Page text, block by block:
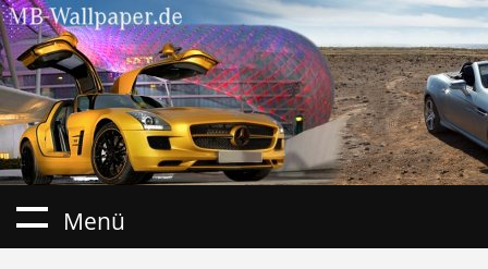
Menü